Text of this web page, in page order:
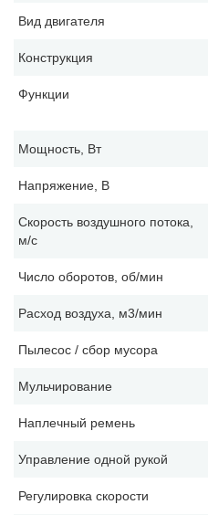
Вид двигателя
Конструкция
Функции
Мощность, Вт
Напряжение, В
Скорость воздушного потока,
м/с
Число оборотов, об/мин
Расход воздуха, м3/мин
Пылесос / сбор мусора
Мульчирование
Наплечный ремень
Управление одной рукой
Регулировка скорости